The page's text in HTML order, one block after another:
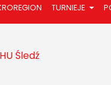
TURNIEJE